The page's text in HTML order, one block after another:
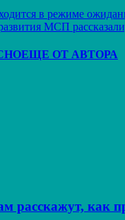
в режиме
МСП
ЕЩЕ ОТ АВТОРА
расскажут, как